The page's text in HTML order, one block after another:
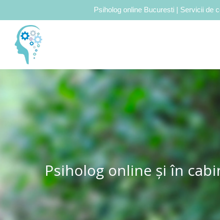
Psiholog online Bucuresti | Servicii de
Psiholog online și în